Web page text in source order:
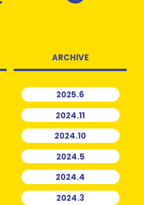
ARCHIVE
2025.6
2024.11
2024.10
2024.5
2024.4
2024.3